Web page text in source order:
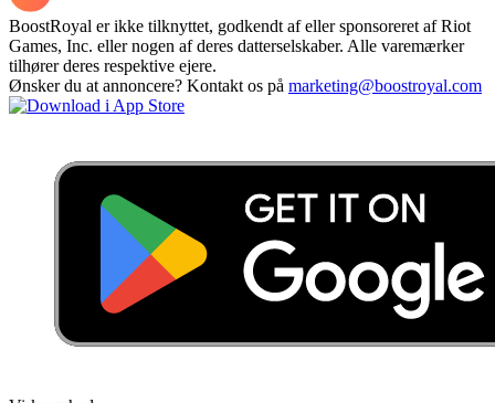
BoostRoyal er ikke tilknyttet, godkendt af eller sponsoreret af Riot
Games, Inc. eller nogen af deres datterselskaber. Alle varemærker
tilhører deres respektive ejere.
Ønsker du at annoncere? Kontakt os på marketing@boostroyal.com